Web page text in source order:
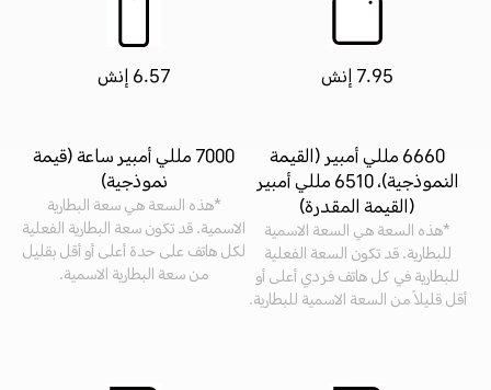
7.95 إنش
6660 مللي أمبير (القيمة
النموذجية)، 6510 مللي أمبير
(القيمة المقدرة)
*هذه السعة هي السعة الاسمية
للبطارية. قد تكون السعة الفعلية
للبطارية في كل هاتف فردي أعلى أو
أقل قليلاً من السعة الاسمية للبطارية.
6.57 إنش
7000 مللي أمبير ساعة (قيمة
نموذجية)
*هذه السعة هي سعة البطارية
الاسمية. قد تكون سعة البطارية الفعلية
لكل هاتف على حدة أعلى أو أقل بقليل
من سعة البطارية الاسمية.